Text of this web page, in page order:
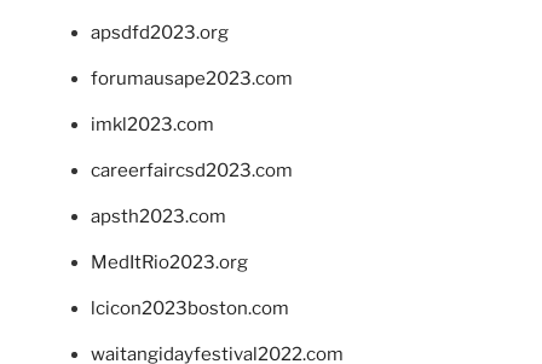
apsdfd2023.org
forumausape2023.com
imkl2023.com
careerfaircsd2023.com
apsth2023.com
MedItRio2023.org
lcicon2023boston.com
waitangidayfestival2022.com